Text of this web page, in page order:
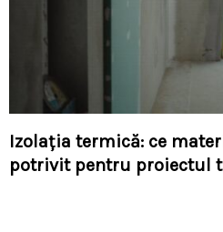
Izolația termică: ce
potrivit pentru proiectul